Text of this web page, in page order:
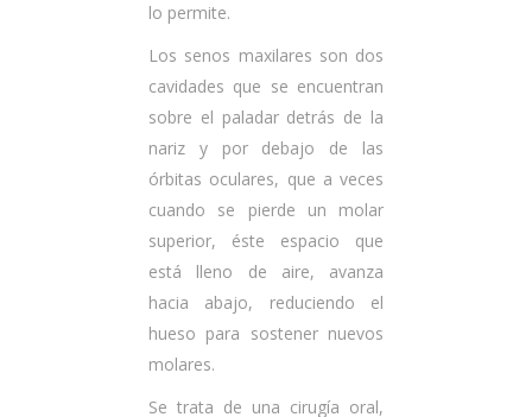
lo permite.
Los senos maxilares son dos
cavidades que se encuentran
sobre el paladar detrás de la
nariz y por debajo de las
órbitas oculares, que a veces
cuando se pierde un molar
superior, éste espacio que
está lleno de aire, avanza
hacia abajo, reduciendo el
hueso para sostener nuevos
molares.
Se trata de una cirugía oral,